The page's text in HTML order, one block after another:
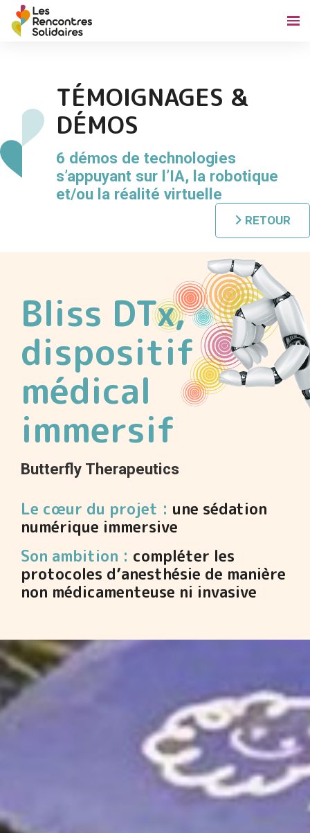
TÉMOIGNAGES &
DÉMOS
6 démos de technologies
s’appuyant sur l’IA, la robotique
et/ou la réalité virtuelle
RETOUR
Bliss DTx,
dispositif
médical
immersif
Butterfly Therapeutics
Le cœur du projet : une sédation
numérique immersive
Son ambition : compléter les
protocoles d’anesthésie de manière
non médicamenteuse ni invasive